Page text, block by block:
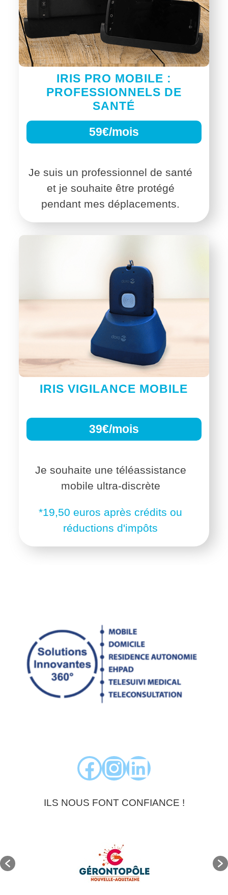
IRIS PRO MOBILE :
PROFESSIONNELS DE
SANTÉ
59€/mois
Je suis un professionnel de santé
et je souhaite être protégé
pendant mes déplacements.
IRIS VIGILANCE MOBILE
39€/mois
Je souhaite une téléassistance
mobile ultra-discrète
*19,50 euros après crédits ou
réductions d'impôts
Facebook
Instagram
LinkedIn
ILS NOUS FONT CONFIANCE !